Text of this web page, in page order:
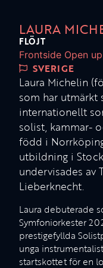
LAURA
FLÖJT
Frontside Open
SVERIGE
Laura Michelin
som har
internationellt
solist, kammar-
född i
utbildning i
undervisades av
Lieberknecht.
Laura debuterade
Symfoniorkester
prestigefyllda
unga
startskottet för en